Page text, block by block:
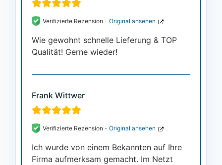
Verifizierte Rezension - Original ansehen
Wie gewohnt schnelle Lieferung & TOP
Qualität! Gerne wieder!
Frank Wittwer
Verifizierte Rezension - Original ansehen
Ich wurde von einem Bekannten auf Ihre
Firma aufmerksam gemacht. Im Netzt